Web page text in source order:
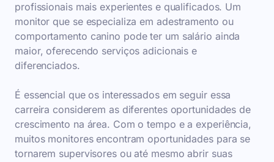
profissionais mais experientes e qualificados. Um
monitor que se especializa em adestramento ou
comportamento canino pode ter um salário ainda
maior, oferecendo serviços adicionais e
diferenciados.
É essencial que os interessados em seguir essa
carreira considerem as diferentes oportunidades de
crescimento na área. Com o tempo e a experiência,
muitos monitores encontram oportunidades para se
tornarem supervisores ou até mesmo abrir suas